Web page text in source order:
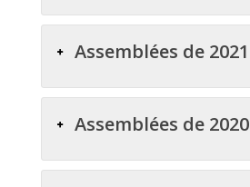
Assemblées de 2021
Assemblées de 2020